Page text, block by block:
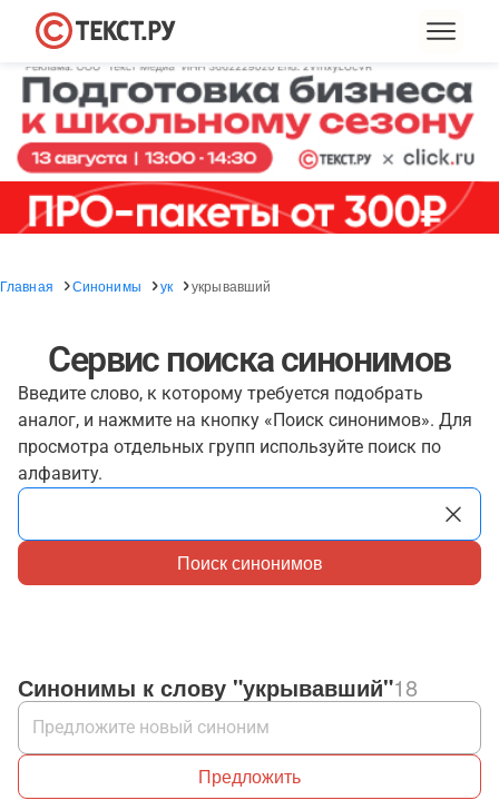
Главная Синонимы ук укрывавший
Сервис поиска синонимов
Введите слово, к которому требуется подобрать
аналог, и нажмите на кнопку «Поиск синонимов». Для
просмотра отдельных групп используйте поиск по
алфавиту.
Поиск синонимов
Синонимы к слову "укрывавший"18
Предложить